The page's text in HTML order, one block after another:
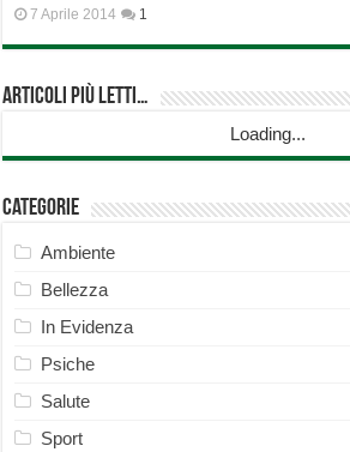
7 Aprile 2014 1
Articoli più Letti…
Loading...
Categorie
Ambiente
Bellezza
In Evidenza
Psiche
Salute
Sport